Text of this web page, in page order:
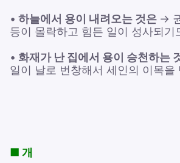
• 하늘에서 용이 내려오는 것은 →
등이 몰락하고 힘든 일이 성사되기
• 화재가 난 집에서 용이 승천하는
일이 날로 번창해서 세인의 이목을
■ 개